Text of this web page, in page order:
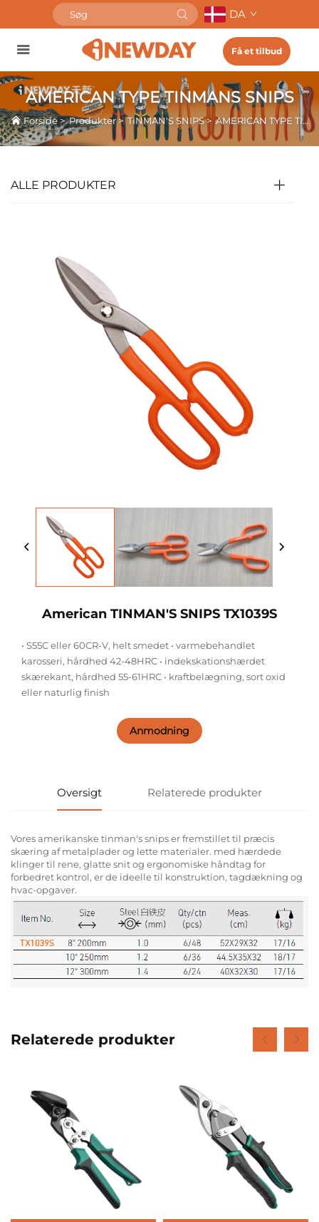
DA
Få et tilbud
AMERICAN TYPE TINMANS SNIPS
Forside>Produkter>TINMAN'S SNIPS>AMERICAN TYPE TINMANS SNIPS
ALLE PRODUKTER
American TINMAN'S SNIPS TX1039S
• S55C eller 60CR-V, helt smedet • varmebehandlet
karosseri, hårdhed 42-48HRC • indekskationshærdet
skærekant, hårdhed 55-61HRC • kraftbelægning, sort oxid
eller naturlig finish
Anmodning
Oversigt Relaterede produkter
Vores amerikanske tinman's snips er fremstillet til præcis
skæring af metalplader og lette materialer. med hærdede
klinger til rene, glatte snit og ergonomiske håndtag for
forbedret kontrol, er de ideelle til konstruktion, tagdækning og
hvac-opgaver.
Relaterede produkter